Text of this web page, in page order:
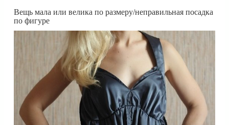
Вещь мала или велика по размеру/неправильная посадка
по фигуре